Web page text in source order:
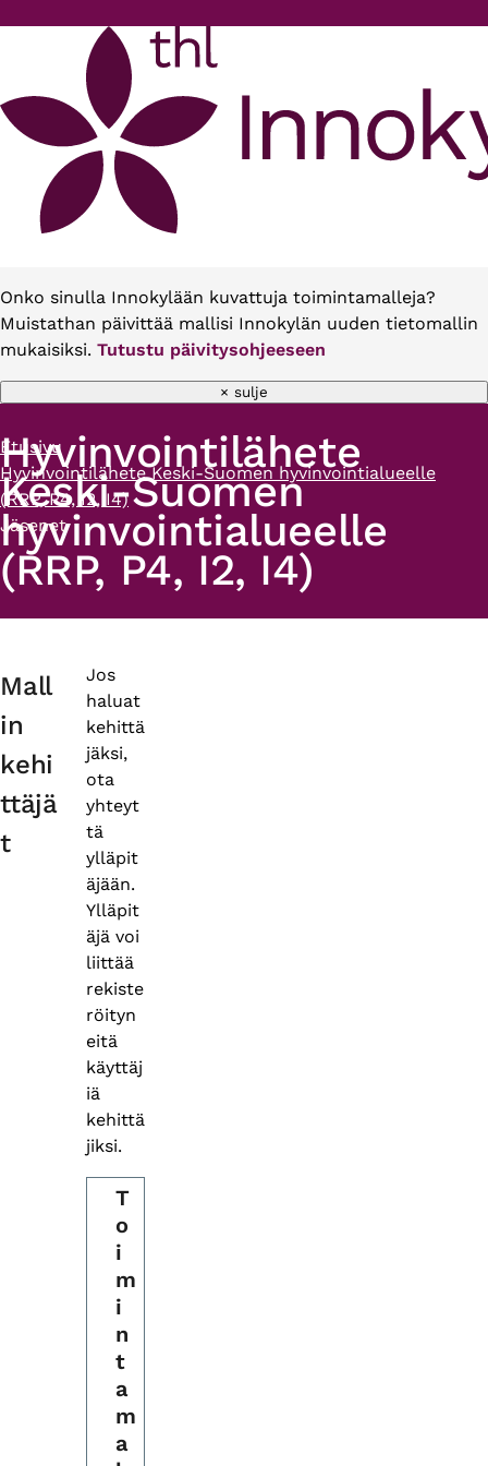
Onko sinulla Innokylään kuvattuja toimintamalleja?
Muistathan päivittää mallisi Innokylän uuden tietomallin
mukaisiksi. Tutustu päivitysohjeeseen
× sulje
Murupolku
Etusivu
Hyvinvointilähete Keski-Suomen hyvinvointialueelle
(RRP, P4, I2, I4)
Jäsenet
Hyvinvointilähete
Keski-Suomen
hyvinvointialueelle
(RRP, P4, I2, I4)
Primary
tabs
Mall
in
kehi
ttäjä
t
Jos
haluat
kehittä
jäksi,
ota
yhteyt
tä
ylläpit
äjään.
Ylläpit
äjä voi
liittää
rekiste
röityn
eitä
käyttäj
iä
kehittä
jiksi.
T
o
i
m
i
n
t
a
m
a